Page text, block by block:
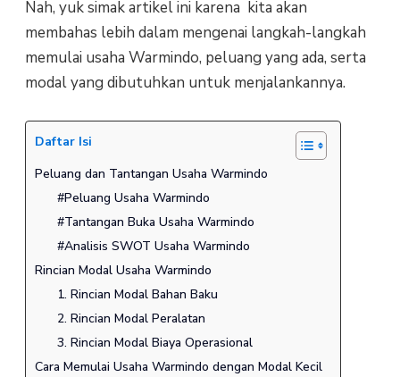
Nah, yuk simak artikel ini karena kita akan
membahas lebih dalam mengenai langkah-langkah
memulai usaha Warmindo, peluang yang ada, serta
modal yang dibutuhkan untuk menjalankannya.
Daftar Isi
Peluang dan Tantangan Usaha Warmindo
#Peluang Usaha Warmindo
#Tantangan Buka Usaha Warmindo
#Analisis SWOT Usaha Warmindo
Rincian Modal Usaha Warmindo
1. Rincian Modal Bahan Baku
2. Rincian Modal Peralatan
3. Rincian Modal Biaya Operasional
Cara Memulai Usaha Warmindo dengan Modal Kecil